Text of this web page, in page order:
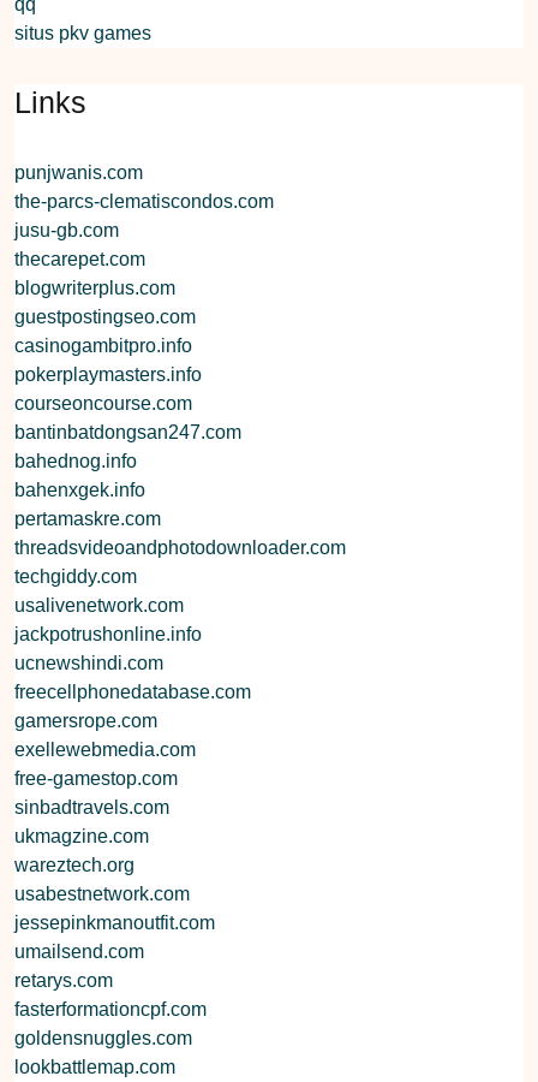
situs pkv games
Links
punjwanis.com
the-parcs-clematiscondos.com
jusu-gb.com
thecarepet.com
blogwriterplus.com
guestpostingseo.com
casinogambitpro.info
pokerplaymasters.info
courseoncourse.com
bantinbatdongsan247.com
bahednog.info
bahenxgek.info
pertamaskre.com
threadsvideoandphotodownloader.com
techgiddy.com
usalivenetwork.com
jackpotrushonline.info
ucnewshindi.com
freecellphonedatabase.com
gamersrope.com
exellewebmedia.com
free-gamestop.com
sinbadtravels.com
ukmagzine.com
wareztech.org
usabestnetwork.com
jessepinkmanoutfit.com
umailsend.com
retarys.com
fasterformationcpf.com
goldensnuggles.com
lookbattlemap.com